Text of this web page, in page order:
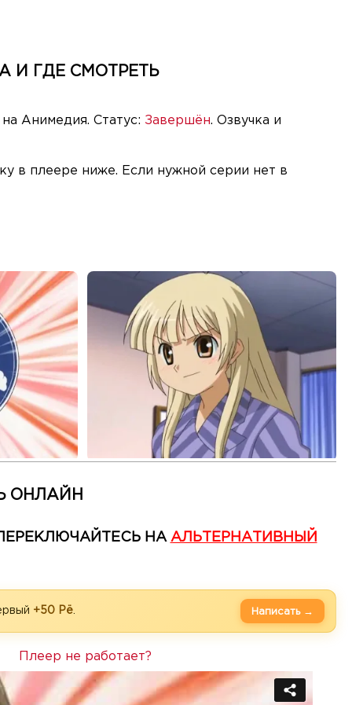
И ГДЕ СМОТРЕТЬ
Анимедия. Статус: Завершён. Озвучка и
в плеере ниже. Если нужной серии нет в
ОНЛАЙН
НА АЛЬТЕРНАТИВНЫЙ
+50 Рё Написать →
Плеер не работает?